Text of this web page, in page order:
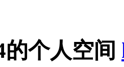
的个人空间